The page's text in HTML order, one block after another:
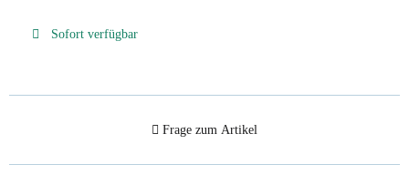
Sofort verfügbar
Frage zum Artikel